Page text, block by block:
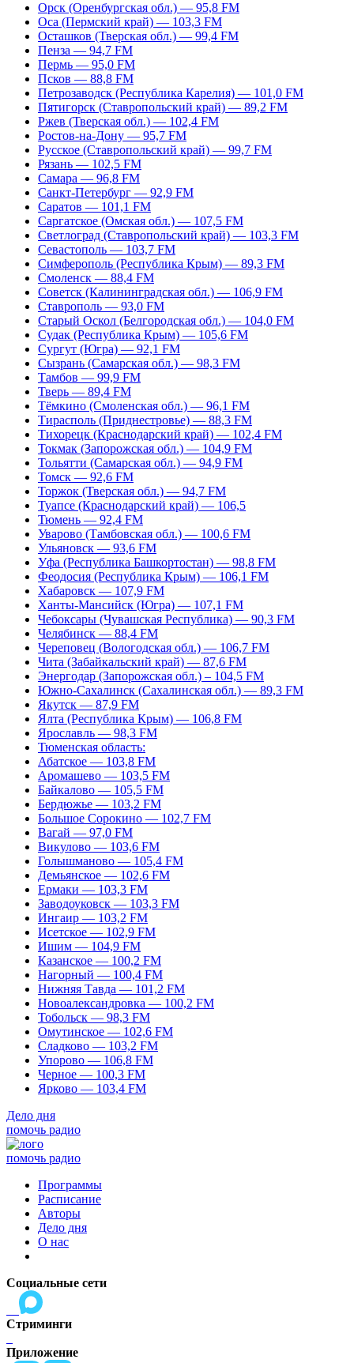
Орск (Оренбургская обл.) — 95,8 FM
Оса (Пермский край) — 103,3 FM
Осташков (Тверская обл.) — 99,4 FM
Пенза — 94,7 FM
Пермь — 95,0 FM
Псков — 88,8 FM
Петрозаводск (Республика Карелия) — 101,0 FM
Пятигорск (Ставропольский край) — 89,2 FM
Ржев (Тверская обл.) — 102,4 FM
Ростов-на-Дону — 95,7 FM
Русское (Ставропольский край) — 99,7 FM
Рязань — 102,5 FM
Самара — 96,8 FM
Санкт-Петербург — 92,9 FM
Саратов — 101,1 FM
Саргатское (Омская обл.) — 107,5 FM
Светлоград (Ставропольский край) — 103,3 FM
Севастополь — 103,7 FM
Симферополь (Республика Крым) — 89,3 FM
Смоленск — 88,4 FM
Советск (Калининградская обл.) — 106,9 FM
Ставрополь — 93,0 FM
Старый Оскол (Белгородская обл.) — 104,0 FM
Судак (Республика Крым) — 105,6 FM
Сургут (Югра) — 92,1 FM
Сызрань (Самарская обл.) — 98,3 FM
Тамбов — 99,9 FM
Тверь — 89,4 FM
Тёмкино (Смоленская обл.) — 96,1 FM
Тирасполь (Приднестровье) — 88,3 FM
Тихорецк (Краснодарский край) — 102,4 FM
Токмак (Запорожская обл.) — 104,9 FM
Тольятти (Самарская обл.) — 94,9 FM
Томск — 92,6 FM
Торжок (Тверская обл.) — 94,7 FM
Туапсе (Краснодарский край) — 106,5
Тюмень — 92,4 FM
Уварово (Тамбовская обл.) — 100,6 FM
Ульяновск — 93,6 FM
Уфа (Республика Башкортостан) — 98,8 FM
Феодосия (Республика Крым) — 106,1 FM
Хабаровск — 107,9 FM
Ханты-Мансийск (Югра) — 107,1 FM
Чебоксары (Чувашская Республика) — 90,3 FM
Челябинск — 88,4 FM
Череповец (Вологодская обл.) — 106,7 FM
Чита (Забайкальский край) — 87,6 FM
Энергодар (Запорожская обл.) – 104,5 FM
Южно-Сахалинск (Сахалинская обл.) — 89,3 FM
Якутск — 87,9 FM
Ялта (Республика Крым) — 106,8 FM
Ярославль — 98,3 FM
Тюменская область:
Абатское — 103,8 FM
Аромашево — 103,5 FM
Байкалово — 105,5 FM
Бердюжье — 103,2 FM
Большое Сорокино — 102,7 FM
Вагай — 97,0 FM
Викулово — 103,6 FM
Голышманово — 105,4 FM
Демьянское — 102,6 FM
Ермаки — 103,3 FM
Заводоуковск — 103,3 FM
Ингаир — 103,2 FM
Исетское — 102,9 FM
Ишим — 104,9 FM
Казанское — 100,2 FM
Нагорный — 100,4 FM
Нижняя Тавда — 101,2 FM
Новоалександровка — 100,2 FM
Тобольск — 98,3 FM
Омутинское — 102,6 FM
Сладково — 103,2 FM
Упорово — 106,8 FM
Черное — 100,3 FM
Ярково — 103,4 FM
Дело дня
помочь радио
помочь радио
Программы
Расписание
Авторы
Дело дня
О нас
Социальные сети
Стриминги
Приложение